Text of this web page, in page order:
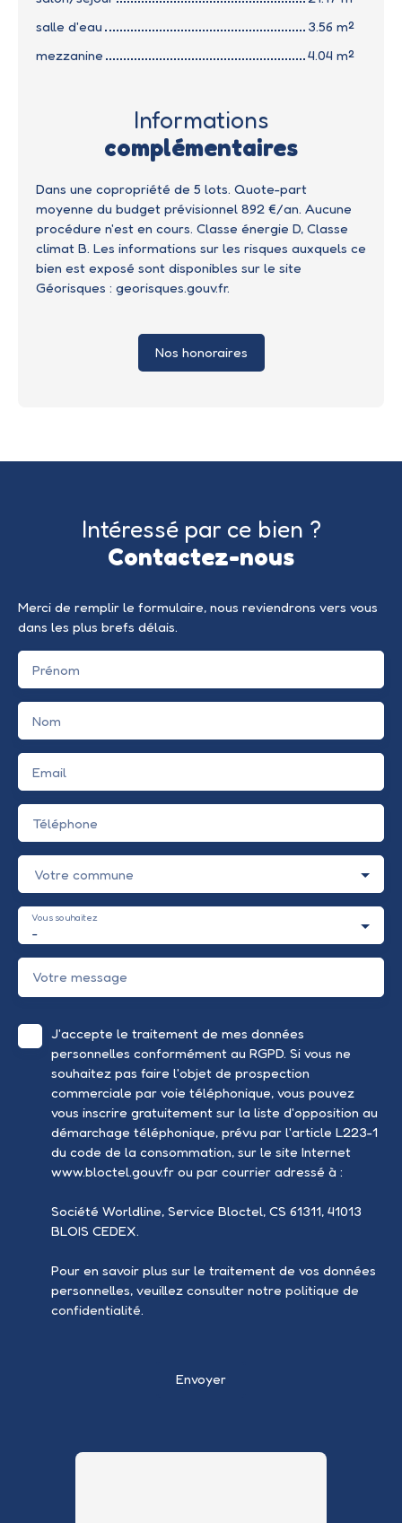
salle d'eau
3.56 m²
mezzanine
4.04 m²
Informations
complémentaires
Dans une copropriété de 5 lots. Quote-part
moyenne du budget prévisionnel 892 €/an. Aucune
procédure n'est en cours. Classe énergie D, Classe
climat B. Les informations sur les risques auxquels ce
bien est exposé sont disponibles sur le site
Géorisques : georisques.gouv.fr.
Nos honoraires
Intéressé par ce bien ?
Contactez-nous
Merci de remplir le formulaire, nous reviendrons vers vous
dans les plus brefs délais.
Prénom
Nom
Email
Téléphone
Votre commune
-
Vous souhaitez
Votre message
J'accepte le traitement de mes données
personnelles conformément au RGPD. Si vous ne
souhaitez pas faire l'objet de prospection
commerciale par voie téléphonique, vous pouvez
vous inscrire gratuitement sur la liste d'opposition au
démarchage téléphonique, prévu par l'article L223-1
du code de la consommation, sur le site Internet
www.bloctel.gouv.fr ou par courrier adressé à :
Société Worldline, Service Bloctel, CS 61311, 41013
BLOIS CEDEX.
Pour en savoir plus sur le traitement de vos données
personnelles, veuillez consulter notre politique de
confidentialité.
Envoyer